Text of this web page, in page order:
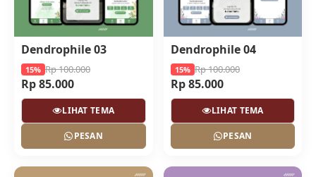
Dendrophile 03
15% Rp 100.000
Rp 85.000
LIHAT TEMA
PESAN
Dendrophile 04
15% Rp 100.000
Rp 85.000
LIHAT TEMA
PESAN